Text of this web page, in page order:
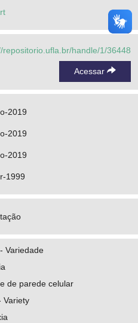
repositorio.ufla.br/handle/1/36448
Acessar
2019
2019
2019
1999
Variedade
de parede celular
Variety